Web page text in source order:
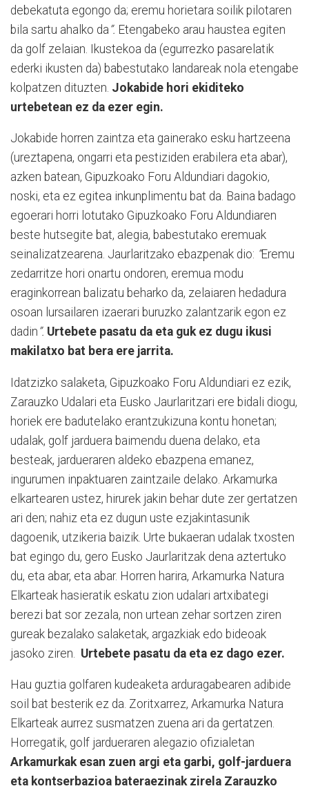
debekatuta egongo da; eremu horietara soilik pilotaren
bila sartu ahalko da ”. Etengabeko arau haustea egiten
da golf zelaian. Ikustekoa da (egurrezko pasarelatik
ederki ikusten da) babestutako landareak nola etengabe
kolpatzen dituzten. Jokabide hori ekiditeko
urtebetean ez da ezer egin.
Jokabide horren zaintza eta gainerako esku hartzeena
(ureztapena, ongarri eta pestiziden erabilera eta abar),
azken batean, Gipuzkoako Foru Aldundiari dagokio,
noski, eta ez egitea inkunplimentu bat da. Baina badago
egoerari horri lotutako Gipuzkoako Foru Aldundiaren
beste hutsegite bat, alegia, babestutako eremuak
seinalizatzearena. Jaurlaritzako ebazpenak dio: “Eremu
zedarritze hori onartu ondoren, eremua modu
eraginkorrean balizatu beharko da, zelaiaren hedadura
osoan lursailaren izaerari buruzko zalantzarik egon ez
dadin ”. Urtebete pasatu da eta guk ez dugu ikusi
makilatxo bat bera ere jarrita.
Idatzizko salaketa, Gipuzkoako Foru Aldundiari ez ezik,
Zarauzko Udalari eta Eusko Jaurlaritzari ere bidali diogu,
horiek ere badutelako erantzukizuna kontu honetan;
udalak, golf jarduera baimendu duena delako, eta
besteak, jardueraren aldeko ebazpena emanez,
ingurumen inpaktuaren zaintzaile delako. Arkamurka
elkartearen ustez, hirurek jakin behar dute zer gertatzen
ari den; nahiz eta ez dugun uste ezjakintasunik
dagoenik, utzikeria baizik. Urte bukaeran udalak txosten
bat egingo du, gero Eusko Jaurlaritzak dena aztertuko
du, eta abar, eta abar. Horren harira, Arkamurka Natura
Elkarteak hasieratik eskatu zion udalari artxibategi
berezi bat sor zezala, non urtean zehar sortzen ziren
gureak bezalako salaketak, argazkiak edo bideoak
jasoko ziren. Urtebete pasatu da eta ez dago ezer.
Hau guztia golfaren kudeaketa arduragabearen adibide
soil bat besterik ez da. Zoritxarrez, Arkamurka Natura
Elkarteak aurrez susmatzen zuena ari da gertatzen.
Horregatik, golf jardueraren alegazio ofizialetan
Arkamurkak esan zuen argi eta garbi, golf-jarduera
eta kontserbazioa bateraezinak zirela Zarauzko